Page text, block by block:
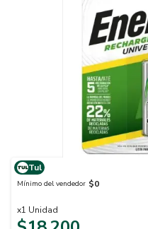
Tul
Mínimo del vendedor $0
x1 Unidad